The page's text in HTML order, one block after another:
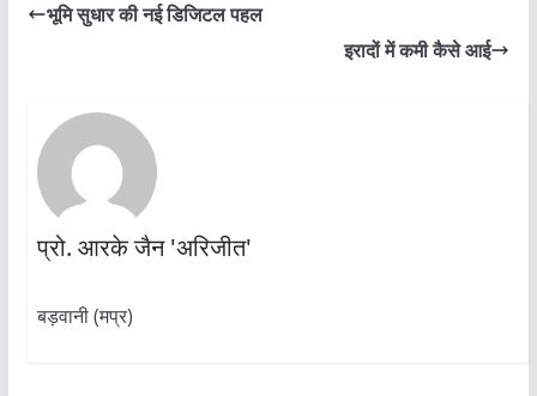
भूमि सुधार की नई डिजिटल पहल
इरादों में कमी कैसे आई
प्रो. आरके जैन 'अरिजीत'
बड़वानी (मप्र)